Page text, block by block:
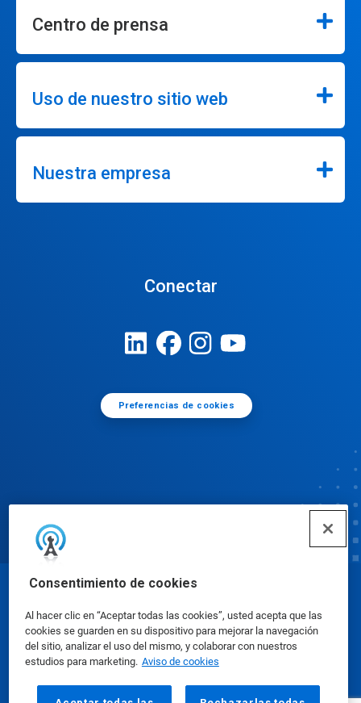
Consentimiento de cookies
Al hacer clic en “Aceptar todas las cookies”, usted acepta que las
cookies se guarden en su dispositivo para mejorar la navegación
del sitio, analizar el uso del mismo, y colaborar con nuestros
estudios para marketing. Aviso de cookies
Centro de prensa
Uso de nuestro sitio web
Nuestra empresa
Conectar
Preferencias de cookies
Hojas de datos de seguridad|Política de privacidad
|condiciones de uso